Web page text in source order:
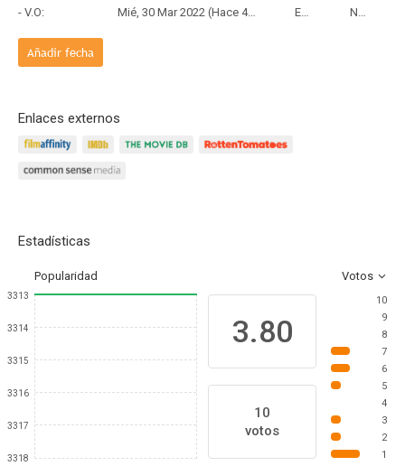
- V.O:
Mié, 30 Mar 2022 (Hace 4 años y 4 meses) Estreno Netflix
Añadir fecha
Enlaces externos
Estadísticas
Popularidad Votos
3313
3314
3315
3316
3317
3318
3.80
10
votos
10
9
8
7
6
5
4
3
2
1